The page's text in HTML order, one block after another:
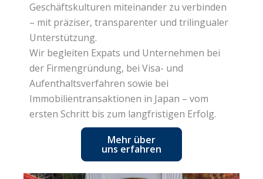
Geschäftskulturen miteinander zu verbinden
– mit präziser, transparenter und trilingualer
Unterstützung.
Wir begleiten Expats und Unternehmen bei
der Firmengründung, bei Visa- und
Aufenthaltsverfahren sowie bei
Immobilientransaktionen in Japan – vom
ersten Schritt bis zum langfristigen Erfolg.
Mehr über
uns erfahren